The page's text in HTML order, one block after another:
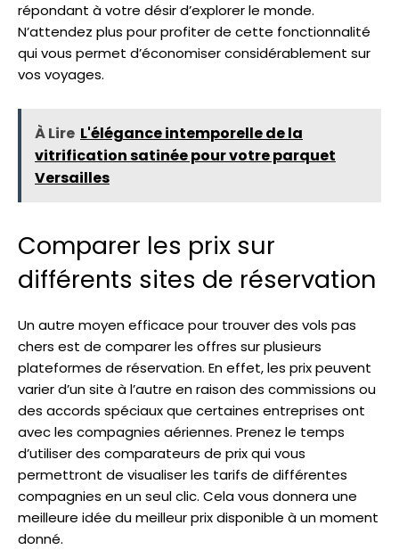
répondant à votre désir d’explorer le monde.
N’attendez plus pour profiter de cette fonctionnalité
qui vous permet d’économiser considérablement sur
vos voyages.
À Lire L'élégance intemporelle de la
vitrification satinée pour votre parquet
Versailles
Comparer les prix sur
différents sites de réservation
Un autre moyen efficace pour trouver des vols pas
chers est de comparer les offres sur plusieurs
plateformes de réservation. En effet, les prix peuvent
varier d’un site à l’autre en raison des commissions ou
des accords spéciaux que certaines entreprises ont
avec les compagnies aériennes. Prenez le temps
d’utiliser des comparateurs de prix qui vous
permettront de visualiser les tarifs de différentes
compagnies en un seul clic. Cela vous donnera une
meilleure idée du meilleur prix disponible à un moment
donné.